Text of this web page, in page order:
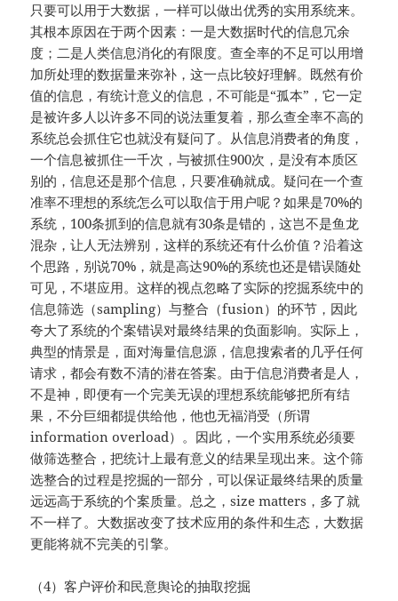
只要可以用于大数据，一样可以做出优秀的实用系统来。
其根本原因在于两个因素：一是大数据时代的信息冗余
度；二是人类信息消化的有限度。查全率的不足可以用增
加所处理的数据量来弥补，这一点比较好理解。既然有价
值的信息，有统计意义的信息，不可能是“孤本”，它一定
是被许多人以许多不同的说法重复着，那么查全率不高的
系统总会抓住它也就没有疑问了。从信息消费者的角度，
一个信息被抓住一千次，与被抓住900次，是没有本质区
别的，信息还是那个信息，只要准确就成。疑问在一个查
准率不理想的系统怎么可以取信于用户呢？如果是70%的
系统，100条抓到的信息就有30条是错的，这岂不是鱼龙
混杂，让人无法辨别，这样的系统还有什么价值？沿着这
个思路，别说70%，就是高达90%的系统也还是错误随处
可见，不堪应用。这样的视点忽略了实际的挖掘系统中的
信息筛选（sampling）与整合（fusion）的环节，因此
夸大了系统的个案错误对最终结果的负面影响。实际上，
典型的情景是，面对海量信息源，信息搜索者的几乎任何
请求，都会有数不清的潜在答案。由于信息消费者是人，
不是神，即便有一个完美无误的理想系统能够把所有结
果，不分巨细都提供给他，他也无福消受（所谓
information overload）。因此，一个实用系统必须要
做筛选整合，把统计上最有意义的结果呈现出来。这个筛
选整合的过程是挖掘的一部分，可以保证最终结果的质量
远远高于系统的个案质量。总之，size matters，多了就
不一样了。大数据改变了技术应用的条件和生态，大数据
更能将就不完美的引擎。
（4）客户评价和民意舆论的抽取挖掘